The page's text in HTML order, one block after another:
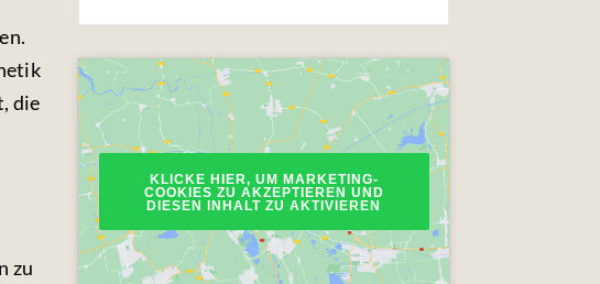
die
zu
KLICKE HIER, UM MARKETING-
COOKIES ZU AKZEPTIEREN UND
DIESEN INHALT ZU AKTIVIEREN